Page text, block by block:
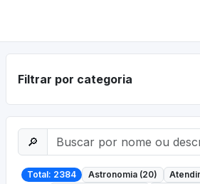
Filtrar por categoria
🔎
Total: 2384 Astronomia (20)